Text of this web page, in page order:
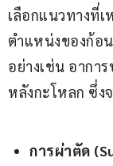
เลือกแนวทางที่
ตำแหน่งของก้อ
อย่างเช่น อากา
หลังกะโหลก ซึ่ง
การผ่าตัด